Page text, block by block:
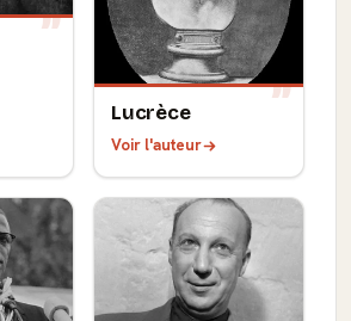
Lucrèce
Voir l'auteur